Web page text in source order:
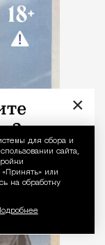
для сбора и
сайта,
или
на обработку
Подробнее
×